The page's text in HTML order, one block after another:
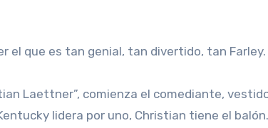
el que es tan genial, tan divertido, tan Farley.
Laettner”, comienza el comediante,
lidera por uno, Christian tiene el